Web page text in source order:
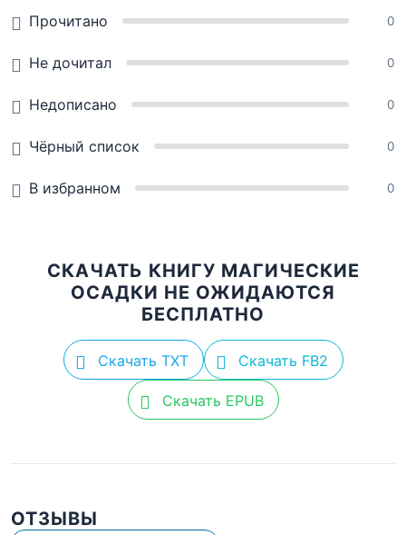
Прочитано 0
Не дочитал 0
Недописано 0
Чёрный список 0
В избранном 0
СКАЧАТЬ КНИГУ МАГИЧЕСКИЕ
ОСАДКИ НЕ ОЖИДАЮТСЯ
БЕСПЛАТНО
Скачать TXT Скачать FB2
Скачать EPUB
ОТЗЫВЫ